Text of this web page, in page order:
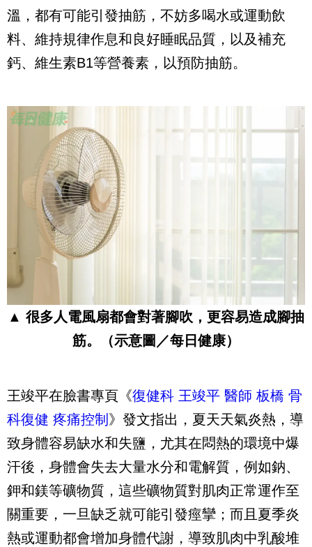
溫，都有可能引發抽筋，不妨多喝水或運動飲
料、維持規律作息和良好睡眠品質，以及補充
鈣、維生素B1等營養素，以預防抽筋。
▲ 很多人電風扇都會對著腳吹，更容易造成腳抽
筋。（示意圖／每日健康）
王竣平在臉書專頁《復健科 王竣平 醫師 板橋 骨
科復健 疼痛控制 》發文指出，夏天天氣炎熱，導
致身體容易缺水和失鹽，尤其在悶熱的環境中爆
汗後，身體會失去大量水分和電解質，例如鈉、
鉀和鎂等礦物質，這些礦物質對肌肉正常運作至
關重要，一旦缺乏就可能引發痙攣；而且夏季炎
熱或運動都會增加身體代謝，導致肌肉中乳酸堆